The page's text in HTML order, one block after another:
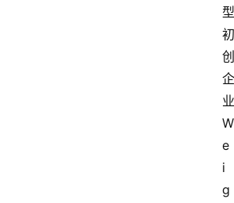
型
初
创
企
业
W
e
i
g